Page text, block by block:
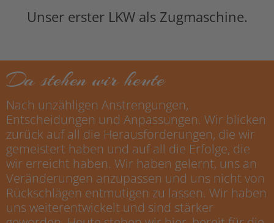
Unser erster LKW als Zugmaschine.
Da stehen wir heute
Nach unzähligen Anstrengungen,
Entscheidungen und Anpassungen. Wir blicken
zurück auf all die Herausforderungen, die wir
gemeistert haben und auf all die Erfolge, die
wir erreicht haben. Wir haben gelernt, uns an
Veränderungen anzupassen und uns nicht von
Rückschlägen entmutigen zu lassen. Wir haben
uns weiterentwickelt und sind stärker